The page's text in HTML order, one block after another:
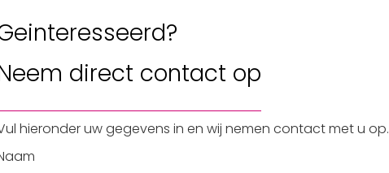
direct contact op
hieronder uw gegevens in en wij nemen contact met u op.